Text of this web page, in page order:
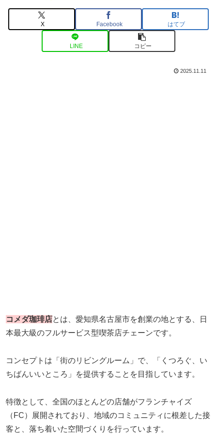
X Facebook はてブ
LINE コピー
2025.11.11
コメダ珈琲店とは、愛知県名古屋市を創業の地とする、日
本最大級のフルサービス型喫茶店チェーンです。
コンセプトは「街のリビングルーム」で、「くつろぐ、い
ちばんいいところ」を提供することを目指しています。
特徴として、全国のほとんどの店舗がフランチャイズ
（FC）展開されており、地域のコミュニティに根差した接
客と、落ち着いた空間づくりを行っています。